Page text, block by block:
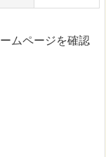
ムページを確認